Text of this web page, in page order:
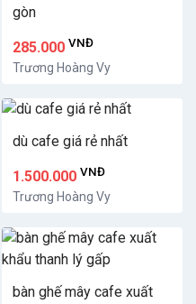
gòn
285.000 VNĐ
Trương Hoàng Vy
dù cafe giá rẻ nhất
1.500.000 VNĐ
Trương Hoàng Vy
bàn ghế mây cafe xuất